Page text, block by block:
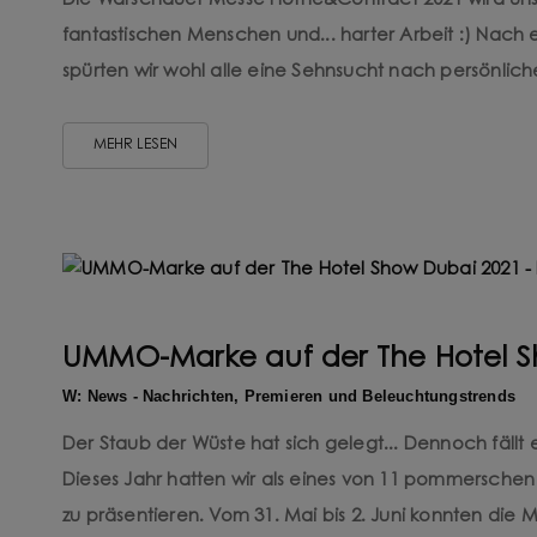
fantastischen Menschen und... harter Arbeit :)
spürten wir wohl alle eine Sehnsucht nach
MEHR LESEN
UMMO-Marke auf der The Hotel
W: News - Nachrichten, Premieren und Beleuchtungstrends
Der Staub der Wüste hat sich gelegt... Dennoch fällt
Dieses Jahr hatten wir als eines von 11
zu präsentieren. Vom 31. Mai bis 2. Juni konnten die